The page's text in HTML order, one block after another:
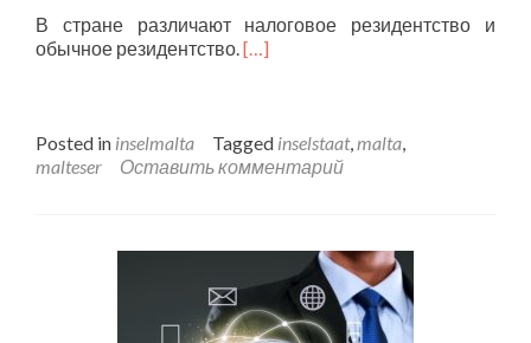
В стране различают налоговое резидентство и
обычное резидентство.[…]
Posted in inselmalta Tagged inselstaat,malta,
malteser
Оставить комментарий